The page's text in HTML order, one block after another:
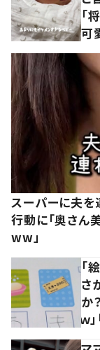
「
可
スーパーに夫を
行動に「奥さん
ww」
「
さ
か
ｗ